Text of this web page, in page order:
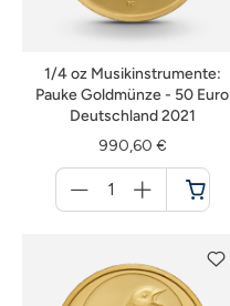
1/4 oz Musikinstrumente:
Pauke Goldmünze - 50 Euro
Deutschland 2021
990,60 €
für
Warenkorb